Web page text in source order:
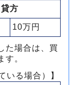
貸方
10万円
た場合は、買
す。
いる場合）】